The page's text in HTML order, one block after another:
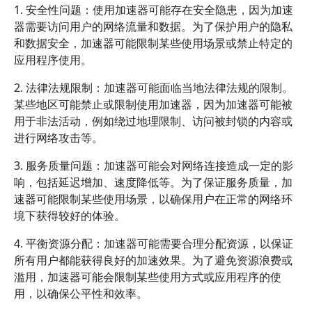
1. 安全性问题：使用加速器可能存在安全隐患，因为加速
器需要访问用户的网络流量和数据。为了保护用户的隐私
和数据安全，加速器可能限制某些使用场景或禁止特定的
应用程序使用。
2. 法律法规限制：加速器可能面临当地法律法规的限制。
某些地区可能禁止或限制使用加速器，因为加速器可能被
用于非法活动，例如绕过地理限制、访问被封锁的内容或
进行网络攻击等。
3. 服务质量问题：加速器可能会对网络连接造成一定的影
响，包括延迟增加、速度降低等。为了保证服务质量，加
速器可能限制某些使用场景，以确保用户在正常的网络环
境下获得较好的体验。
4. 平衡资源分配：加速器可能需要合理分配资源，以保证
所有用户都能获得良好的加速效果。为了避免资源浪费或
滥用，加速器可能会限制某些使用方式或应用程序的使
用，以确保公平性和效率。